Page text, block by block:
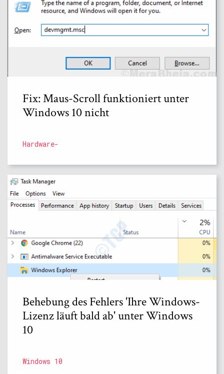
Fix: Maus-Scroll funktioniert unter
Windows 10 nicht
Hardware-
Behebung des Fehlers 'Ihre Windows-
Lizenz läuft bald ab' unter Windows
10
Windows 10